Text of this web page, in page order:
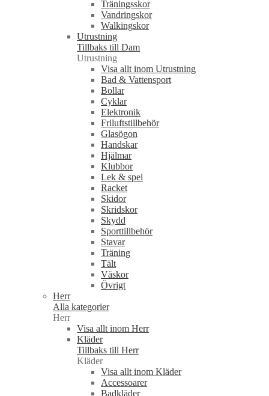
Träningsskor
Vandringskor
Walkingskor
Utrustning
Tillbaks till Dam
Utrustning
Visa allt inom Utrustning
Bad & Vattensport
Bollar
Cyklar
Elektronik
Friluftstillbehör
Glasögon
Handskar
Hjälmar
Klubbor
Lek & spel
Racket
Skidor
Skridskor
Skydd
Sporttillbehör
Stavar
Träning
Tält
Väskor
Övrigt
Herr
Alla kategorier
Herr
Visa allt inom Herr
Kläder
Tillbaks till Herr
Kläder
Visa allt inom Kläder
Accessoarer
Badkläder